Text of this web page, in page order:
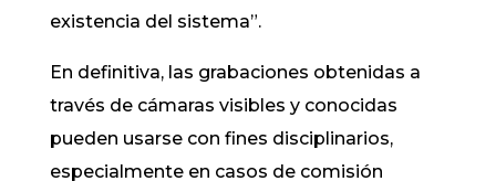
existencia del sistema”.
En definitiva, las grabaciones obtenidas a
través de cámaras visibles y conocidas
pueden usarse con fines disciplinarios,
especialmente en casos de comisión